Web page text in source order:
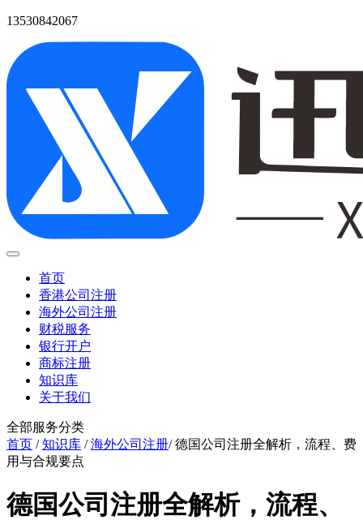
13530842067
首页
香港公司注册
海外公司注册
财税服务
银行开户
商标注册
知识库
关于我们
全部服务分类
首页 /知识库 /海外公司注册/ 德国公司注册全解析，流程、费
用与合规要点
德国公司注册全解析，流程、